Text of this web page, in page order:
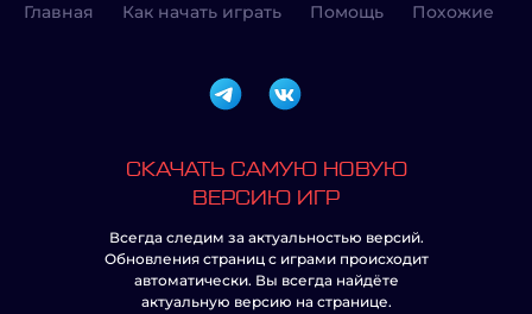
Главная Как начать играть Помощь Похожие
СКАЧАТЬ САМУЮ НОВУЮ
ВЕРСИЮ ИГР
Всегда следим за актуальностью версий.
Обновления страниц с играми происходит
автоматически. Вы всегда найдёте
актуальную версию на странице.